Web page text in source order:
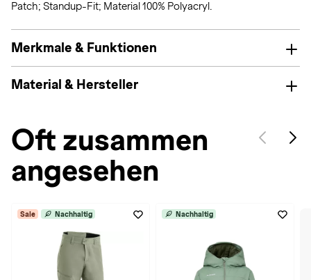
Patch; Standup-Fit; Material 100% Polyacryl.
Merkmale & Funktionen
Material & Hersteller
Oft zusammen
angesehen
Sale Nachhaltig Nachhaltig